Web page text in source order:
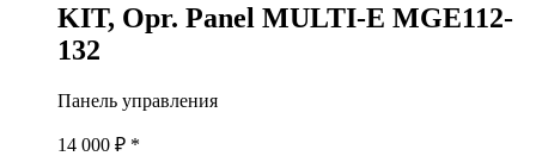
KIT, Opr. Panel MULTI-E MGE112-
132
Панель управления
14 000 ₽ *